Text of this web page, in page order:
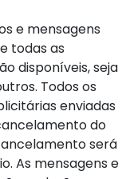
e mensagens
todas as
disponíveis, seja
Todos os
enviadas
do
será
As mensagens e